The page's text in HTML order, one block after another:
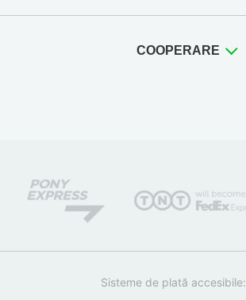
COOPERARE
Sisteme de plată accesibile: